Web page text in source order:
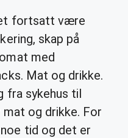
fortsatt være
skap på
med
Mat og drikke.
fra sykehus til
og drikke. For
tid og det er